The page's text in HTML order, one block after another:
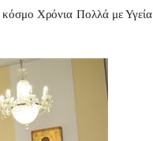
Χρόνια Πολλά με Υγεία